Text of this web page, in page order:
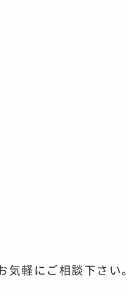
気軽にご相談下さい。